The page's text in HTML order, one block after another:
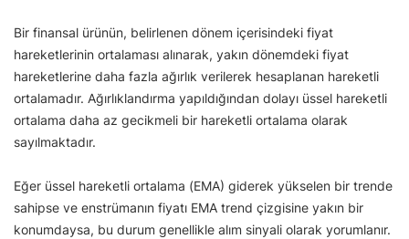
Bir finansal ürünün, belirlenen dönem içerisindeki fiyat
hareketlerinin ortalaması alınarak, yakın dönemdeki fiyat
hareketlerine daha fazla ağırlık verilerek hesaplanan hareketli
ortalamadır. Ağırlıklandırma yapıldığından dolayı üssel hareketli
ortalama daha az gecikmeli bir hareketli ortalama olarak
sayılmaktadır.
Eğer üssel hareketli ortalama (EMA) giderek yükselen bir trende
sahipse ve enstrümanın fiyatı EMA trend çizgisine yakın bir
konumdaysa, bu durum genellikle alım sinyali olarak yorumlanır.